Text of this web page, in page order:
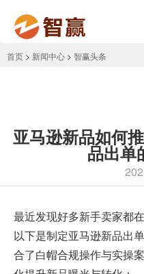
首页 > 新闻中心 > 智赢头条
亚马逊新品如何
品出单
最近发现好多新手卖家都
以下是制定亚马逊新品出
合了白帽合规操作与实操